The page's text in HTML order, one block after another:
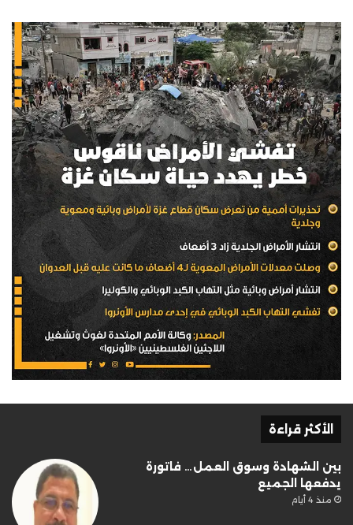
الأكثر قراءة
بين الشهادة وسوق العمل… فاتورة
يدفعها الجميع
منذ 4 أيام